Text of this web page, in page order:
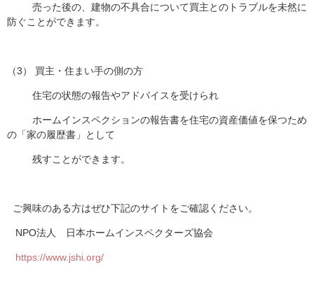
売った後の、建物の不具合について買主とのトラブルを未然に
防ぐことができます。​
（3） 買主・住まい手の側の方
住宅の状態の報告やアドバイスを受けられ
ホームインスペクションの報告書を住宅の資産価値を保つため
の「家の履歴書」として
残すことができます。
ご興味のある方はぜひ下記のサイトをご確認ください。
NPO法人 日本ホームインスペクターズ協会
https://www.jshi.org/